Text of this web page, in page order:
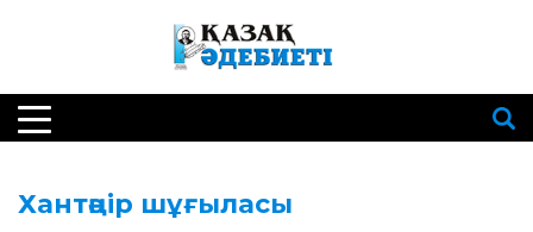
Хантәңір шұғыласы